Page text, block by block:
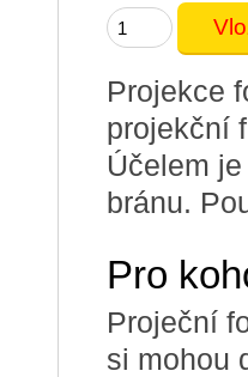
Projekce
projekční
Účelem
bránu.
Pro
Proječní
si mohou